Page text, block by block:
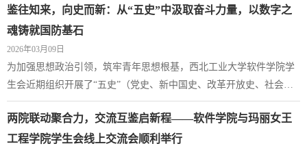
记禹亮、院长助理孙磊、教学秘书胡梦奇、专职辅导员张玉台参加会
议。交流会上，李恒、禹亮、孙磊详细介绍了学院在赛事组织、备赛
培育、师资保障等方面的整体工作情况，分享了赛事筹备过程中的特
色做法、宝贵经验以及阶段性成效。李晗...
鉴往知来，向史而新：从“五史”中汲取奋斗力量，以数字之
魂铸就国防基石
2026年03月09日
为加强思想政治引领，筑牢青年思想根基，西北工业大学软件学院学
生会近期组织开展了“五史”（党史、新中国史、改革开放史、社会主
义发展史、中华民族发展史）专题学习活动。通过系统研读与集中研
讨，参会学生在回顾历史的过程中深刻感悟初心使命，结合所学专业
思考了“软件报国”的真正含义，进一步明晰了成长为“总师型”人才的
两院联动聚合力，交流互鉴启新程——软件学院与玛丽女王
工程学院学生会线上交流会顺利举行